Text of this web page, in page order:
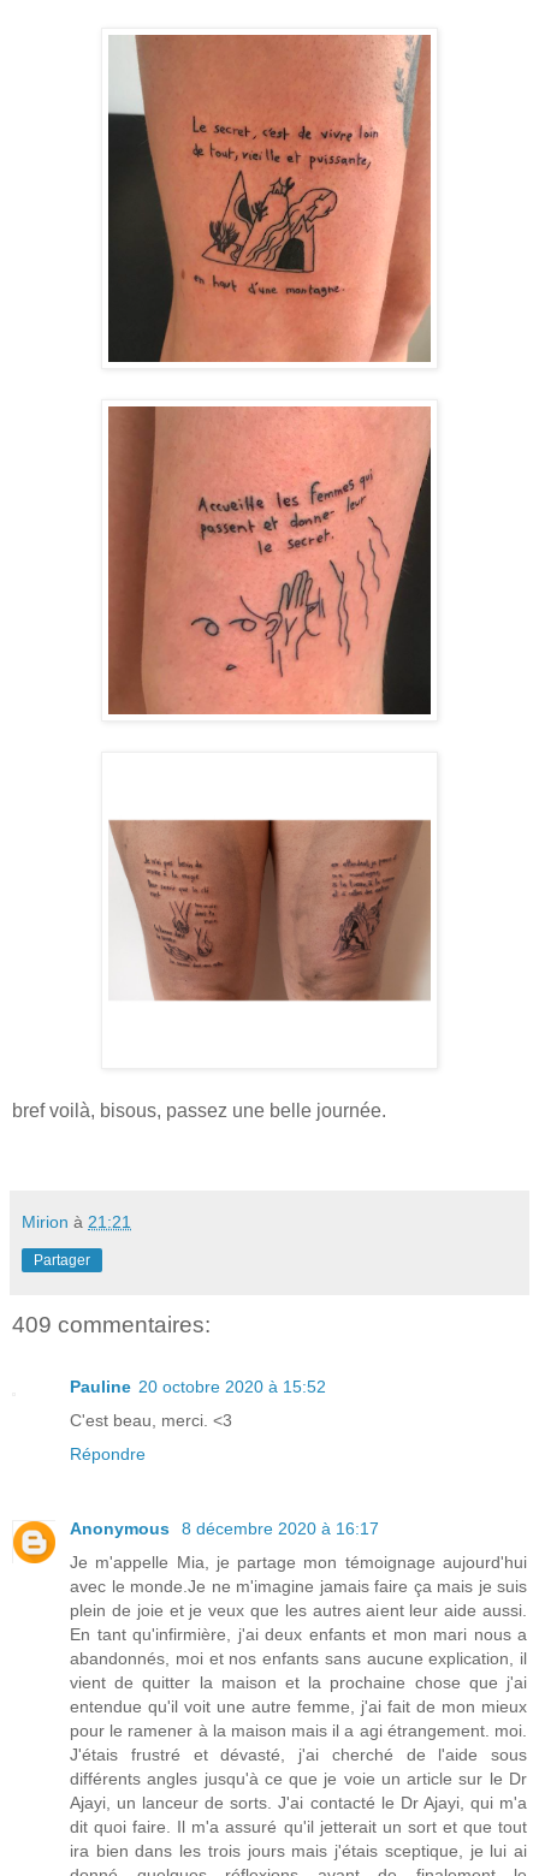
bref voilà, bisous, passez une belle journée.
Mirion à 21:21
Partager
409 commentaires:
Pauline 20 octobre 2020 à 15:52
C'est beau, merci. <3
Répondre
Anonymous
8 décembre 2020 à 16:17
Je m'appelle Mia, je partage mon témoignage aujourd'hui
avec le monde.Je ne m'imagine jamais faire ça mais je suis
plein de joie et je veux que les autres aient leur aide aussi.
En tant qu'infirmière, j'ai deux enfants et mon mari nous a
abandonnés, moi et nos enfants sans aucune explication, il
vient de quitter la maison et la prochaine chose que j'ai
entendue qu'il voit une autre femme, j'ai fait de mon mieux
pour le ramener à la maison mais il a agi étrangement. moi.
J'étais frustré et dévasté, j'ai cherché de l'aide sous
différents angles jusqu'à ce que je voie un article sur le Dr
Ajayi, un lanceur de sorts. J'ai contacté le Dr Ajayi, qui m'a
dit quoi faire. Il m'a assuré qu'il jetterait un sort et que tout
ira bien dans les trois jours mais j'étais sceptique, je lui ai